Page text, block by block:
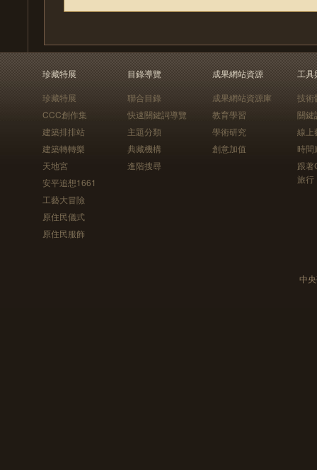
珍藏特展
珍藏特展
CCC創作集
建築排排站
建築轉轉樂
天地宮
安平追想1661
工藝大冒險
原住民儀式
原住民服飾
目錄導覽
聯合目錄
快速關鍵詞導覽
主題分類
典藏機構
進階搜尋
成果網站資源
成果網站資源庫
教育學習
學術研究
創意加值
工具
技術
關鍵
線上
時間
跟
旅行
中